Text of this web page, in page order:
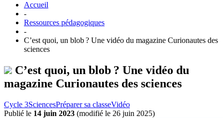
Accueil
-
Ressources pédagogiques
-
C’est quoi, un blob ? Une vidéo du magazine Curionautes des
sciences
C’est quoi, un blob ? Une vidéo du
magazine Curionautes des sciences
Cycle 3SciencesPréparer sa classeVidéo
Publié le 14 juin 2023 (modifié le 26 juin 2025)